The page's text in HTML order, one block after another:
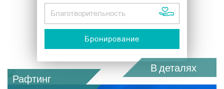
Рафтинг
В деталях